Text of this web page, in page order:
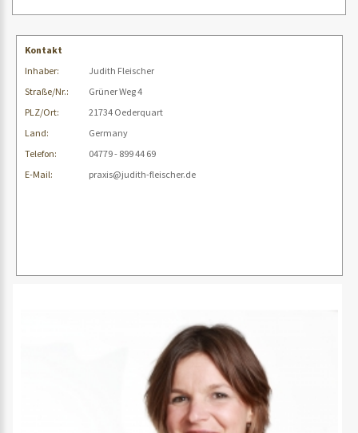
Kontakt
Inhaber:
Judith Fleischer
Straße/Nr.:
Grüner Weg 4
PLZ/Ort:
21734 Oederquart
Land:
Germany
Telefon:
04779 - 899 44 69
E-Mail:
praxis@judith-fleischer.de